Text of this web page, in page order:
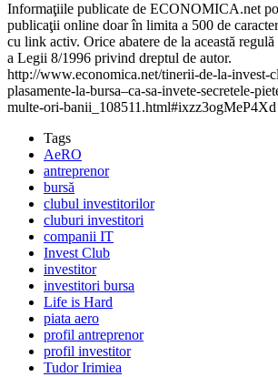
Informaţiile publicate de ECONOMICA.net
publicaţii online doar în limita a 500 de
cu link activ. Orice abatere de la această
a Legii 8/1996 privind dreptul de autor.
http://www.economica.net/tinerii-de-la-invest-
plasamente-la-bursa–ca-sa-invete-secretele-
multe-ori-banii_108511.html#ixzz3ogMeP4Xd
Tags
AeRO
antreprenor
bursă
clubul investitorilor
cluburi investitori
companii IT
Invest Club
investitor
investitori bursa
Life is Hard
piata aero
profil antreprenor
profil investitor
Tudor Irimiea